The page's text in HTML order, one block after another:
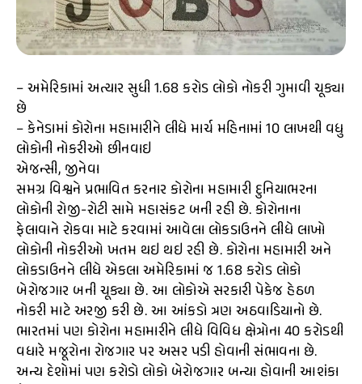
– અમેરિકામાં અત્યાર સુધી 1.68 કરોડ લોકો નોકરી ગુમાવી ચૂક્યા
છે
– કેનેડામાં કોરોના મહામારીને લીધે માર્ચ મહિનામાં 10 લાખથી વધુ
લોકોની નોકરીઓ છીનવાઇ
એજન્સી, જીનેવા
સમગ્ર વિશ્વને પ્રભાવિત કરનાર કોરોના મહામારી દુનિયાભરના
લોકોની રોજી-રોટી સામે મહાસંકટ બની રહી છે. કોરોનાના
ફેલાવાને રોકવા માટે કરવામાં આવેલા લોકડાઉનને લીધે લાખો
લોકોની નોકરીઓ ખતમ થઇ થઇ રહી છે. કોરોના મહામારી અને
લોકડાઉનને લીધે એકલા અમેરિકામાં જ 1.68 કરોડ લોકો
બેરોજગાર બની ચૂક્યા છે. આ લોકોએ સરકારી પેકેજ હેઠળ
નોકરી માટે અરજી કરી છે. આ આંકડો ત્રણ અઠવાડિયાનો છે.
ભારતમાં પણ કોરોના મહામારીને લીધે વિવિધ ક્ષેત્રોના 40 કરોડથી
વધારે મજૂરોના રોજગાર પર અસર પડી હોવાની સંભાવના છે.
અન્ય દેશોમાં પણ કરોડો લોકો બેરોજગાર બન્યા હોવાની આશંકા